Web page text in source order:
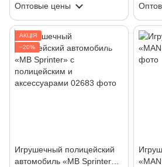
Оптовые цены
АКЦІЯ
−20%
Игрушечный полицейский
автомобиль «MB Sprinter» с